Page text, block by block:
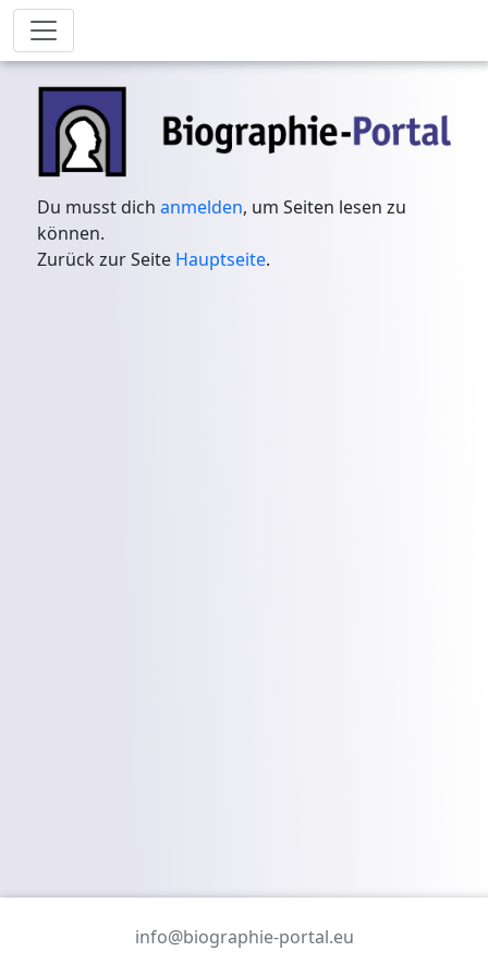
Du musst dichanmelden, um Seiten lesen zu
können.
Zurück zur Seite Hauptseite.
info@biographie-portal.eu